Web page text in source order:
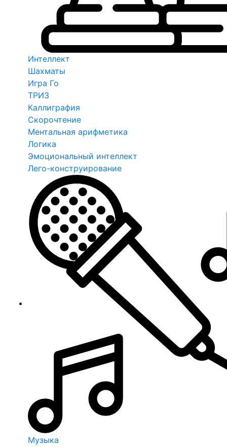
Интеллект
Шахматы
Игра Го
ТРИЗ
Каллиграфия
Скорочтение
Ментальная арифметика
Логика
Эмоциональный интеллект
Лего-конструирование
Музыка